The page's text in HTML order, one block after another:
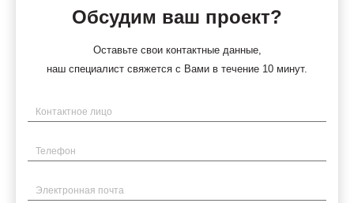
Обсудим ваш проект?
Оставьте свои контактные данные,
наш специалист свяжется с Вами в течение 10 минут.
Имя
Телефон
Электронная почта